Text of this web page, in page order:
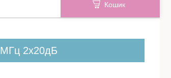
Кошик
МГц 2x20дБ